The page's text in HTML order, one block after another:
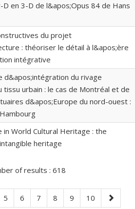
en 3-D de l&apos;Opus 84 de Hans
du projet
: théoriser le détail à l&apos;ère
intégrative
d&apos;intégration du rivage
urbain : le cas de Montréal et de
d&apos;Europe du nord-ouest :
in World Cultural Heritage : the
heritage
of results : 618
Page
5 Page
6 Page
7 Page
8 Page
9 Page
10
Next